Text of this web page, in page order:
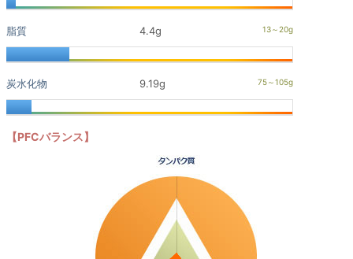
脂質 4.4g
炭水化物 9.19g
【PFCバランス】